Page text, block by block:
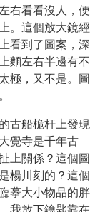
右看看沒人，便
。這個放大鏡經
看到了圖案，深
麵左右半邊有不
極，又不是。圖
古船桅杆上發現
覺寺是千年古
上關係？這個圖
楊川刻的？這個
摹大小物品的胖
我放下鑰匙靠在